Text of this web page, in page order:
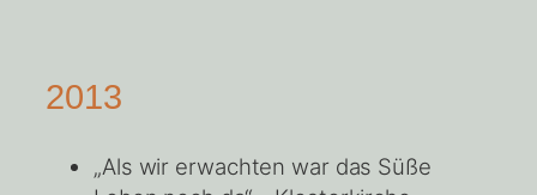
2013
„Als wir erwachten war das Süße